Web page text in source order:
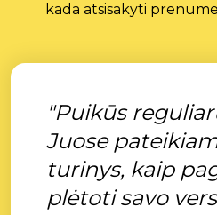
kada atsisakyti
"Puikūs
Juose
turinys, kaip
plėtoti savo